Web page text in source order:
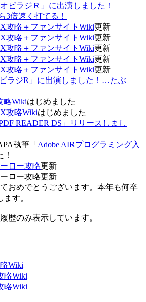
ビラジＲ」に出演しました！
3倍速く打てる！
攻略＋ファンサイトWiki更新
攻略＋ファンサイトWiki更新
攻略＋ファンサイトWiki更新
攻略＋ファンサイトWiki更新
攻略＋ファンサイトWiki更新
ラジR」に出演しました！…たぶ
略Wikiはじめました
攻略Wikiはじめました
READER DS」リリースしまし
執筆「 Adobe AIRプログラミング入
ロー攻略更新
ロー攻略更新
おめでとうございます。本年も何卒
す。
歴のみ表示しています。
Wiki
略Wiki
略Wiki